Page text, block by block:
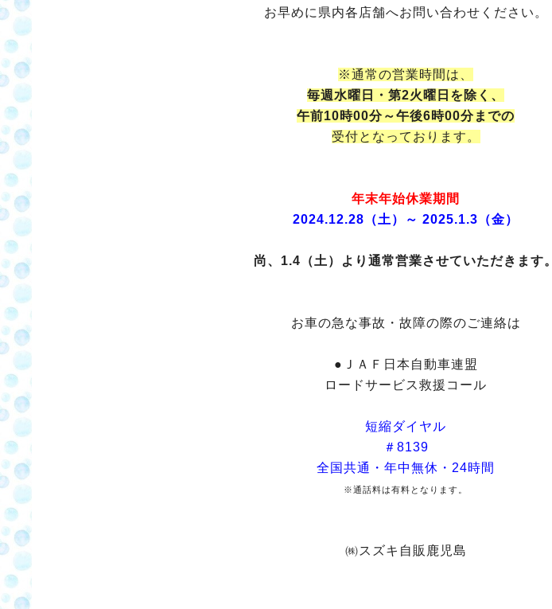
お早めに県内各店舗へお問い合わせください。
※通常の営業時間は、
毎週水曜日・第2火曜日を除く、
午前10時00分～午後6時00分までの
受付となっております。
年末年始休業期間
2024.12.28（土）～ 2025.1.3（金）
尚、1.4（土）より通常営業させていただきます。
お車の急な事故・故障の際のご連絡は
●ＪＡＦ日本自動車連盟
ロードサービス救援コール
短縮ダイヤル
＃8139
全国共通・年中無休・24時間
※通話料は有料となります。
㈱スズキ自販鹿児島